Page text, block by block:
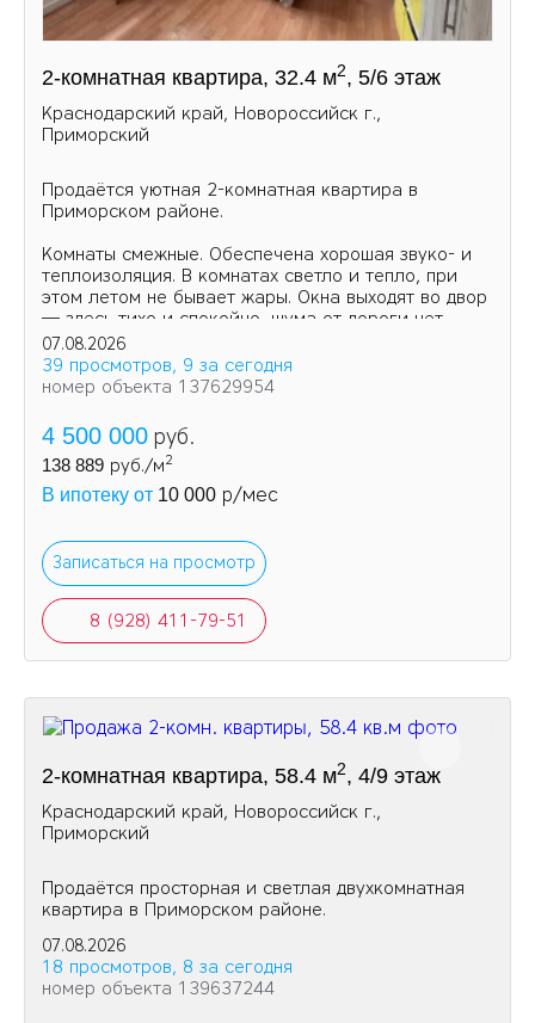
2-комнатная квартира, 32.4 м2, 5/6 этаж
Краснодарский край, Новороссийск г.,
Приморский
Продаётся уютная 2-комнатная квартира в
Приморском районе.
Комнаты смежные. Обеспечена хорошая звуко- и
теплоизоляция. В комнатах светло и тепло, при
этом летом не бывает жары. Окна выходят во двор
— здесь тихо и спокойно, шума от дороги нет.
07.08.2026
39 просмотров, 9 за сегодня
номер объекта 137629954
4 500 000 руб.
138 889 руб./м2
В ипотеку от 10 000 р/мес
Записаться на просмотр
8 (928) 411-79-51
2-комнатная квартира, 58.4 м2, 4/9 этаж
Краснодарский край, Новороссийск г.,
Приморский
Продаётся просторная и светлая двухкомнатная
квартира в Приморском районе.
07.08.2026
18 просмотров, 8 за сегодня
номер объекта 139637244